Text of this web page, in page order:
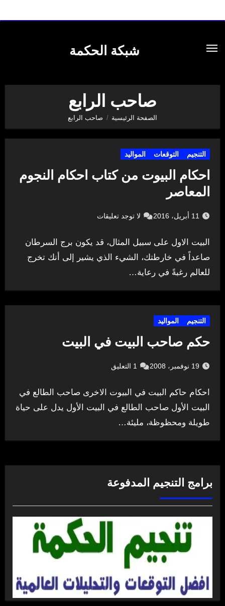
شبكة الحكمة
صاحب الرابع
الصفحة الرئيسية صاحب الرابع
التنجيم التوقعات المواليد
احكام البيوت من كتاب احكام النجوم
المعاصر
11 أبريل، 2016 لا توجد تعليقات
البيت الاول على سبيل المثال، قد يكون برج السرطان
صاعداً في خارطتك، الشيء الذي يشير إلى أنك تخرج
للعالم رغبةً في رعاية…
التنجيم المواليد
حكم صاحب البيت في البيت
19 نوفمبر، 2008 1 التعليق
احكام حاكم البيت في البيوت الاخرى صاحب الطالع في
البيت الأول صاحب الطالع في البيت الأول يدل على حياة
طويلة ومحظوظة، مليئة…
برامج التنجيم المدفوعة